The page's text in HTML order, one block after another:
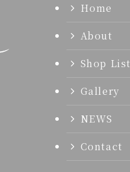
Home
About
Shop List
Gallery
NEWS
Contact